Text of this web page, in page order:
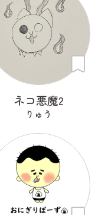
ネコ悪魔2
りゅう